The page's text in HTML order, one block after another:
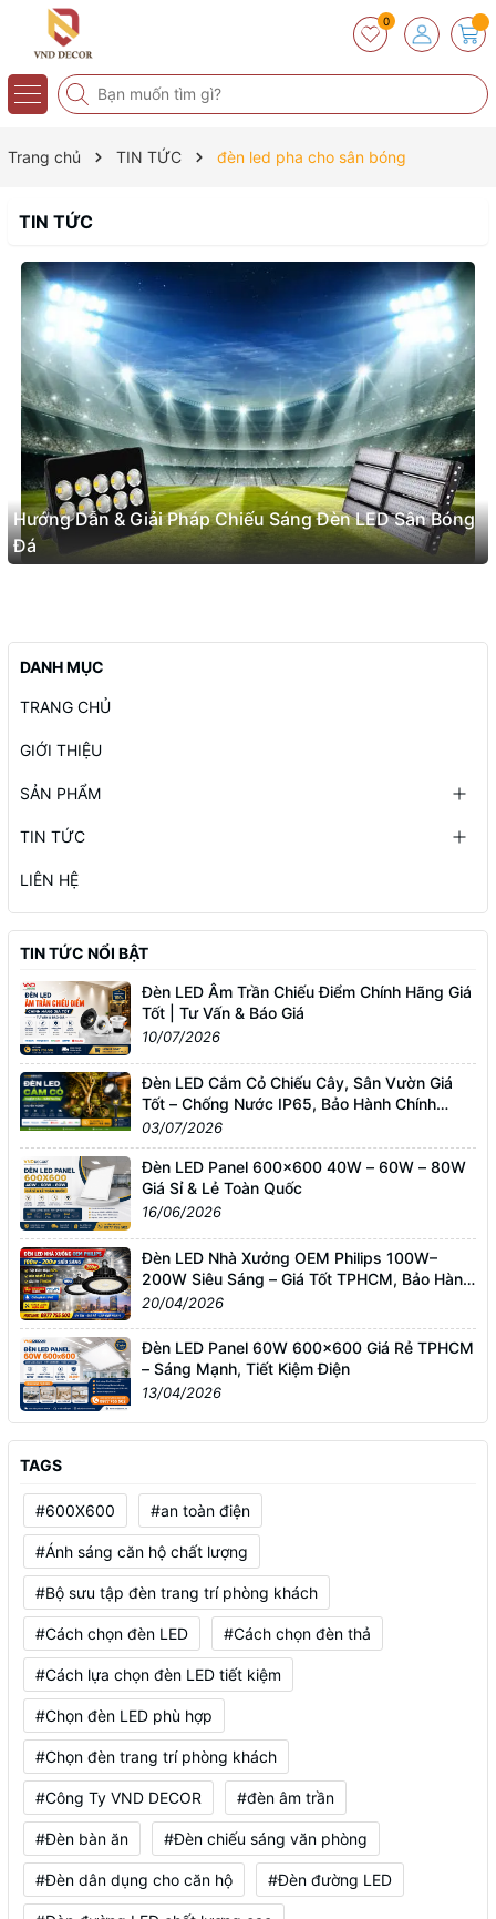
0
Trang chủ TIN TỨC đèn led pha cho sân bóng
TIN TỨC
Hướng Dẫn & Giải Pháp Chiếu Sáng Đèn LED Sân Bóng
Đá
DANH MỤC
TRANG CHỦ
GIỚI THIỆU
SẢN PHẨM
TIN TỨC
LIÊN HỆ
TIN TỨC NỔI BẬT
Đèn LED Âm Trần Chiếu Điểm Chính Hãng Giá
Tốt | Tư Vấn & Báo Giá
10/07/2026
Đèn LED Cắm Cỏ Chiếu Cây, Sân Vườn Giá
Tốt – Chống Nước IP65, Bảo Hành Chính
Hãng
03/07/2026
Đèn LED Panel 600x600 40W – 60W – 80W
Giá Sỉ & Lẻ Toàn Quốc
16/06/2026
Đèn LED Nhà Xưởng OEM Philips 100W–
200W Siêu Sáng – Giá Tốt TPHCM, Bảo Hành
3 Năm
20/04/2026
Đèn LED Panel 60W 600x600 Giá Rẻ TPHCM
– Sáng Mạnh, Tiết Kiệm Điện
13/04/2026
TAGS
#600X600 #an toàn điện
#Ánh sáng căn hộ chất lượng
#Bộ sưu tập đèn trang trí phòng khách
#Cách chọn đèn LED #Cách chọn đèn thả
#Cách lựa chọn đèn LED tiết kiệm
#Chọn đèn LED phù hợp
#Chọn đèn trang trí phòng khách
#Công Ty VND DECOR #đèn âm trần
#Đèn bàn ăn #Đèn chiếu sáng văn phòng
#Đèn dân dụng cho căn hộ #Đèn đường LED